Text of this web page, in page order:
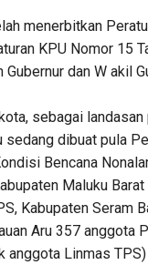
menerbitkan
KPU Nomor 15
dan W akil
sebagai landasan
dibuat pula
Bencana
Maluku
Kabupaten Seram
Aru 357 anggota
anggota Linmas